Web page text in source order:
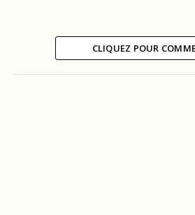
CLIQUEZ POUR